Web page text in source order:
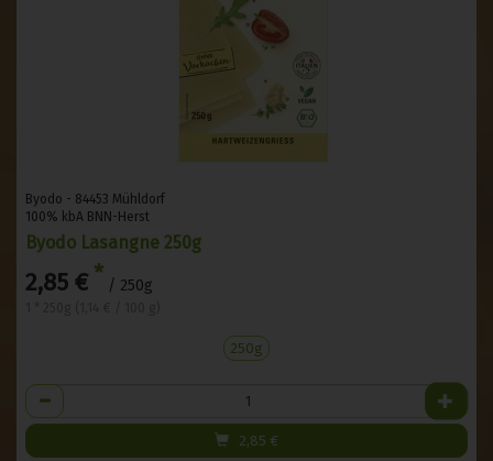
Byodo - 84453 Mühldorf
100% kbA BNN-Herst
Byodo Lasangne 250g
2,85 € * / 250g
250g
Anzahl
2,85 €